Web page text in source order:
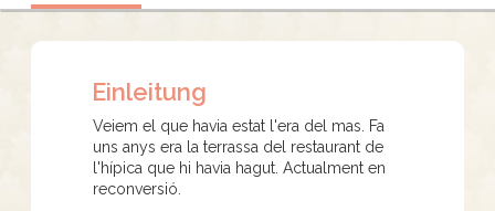
Einleitung
Veiem el que havia estat l'era del mas. Fa
uns anys era la terrassa del restaurant de
l'hípica que hi havia hagut. Actualment en
reconversió.